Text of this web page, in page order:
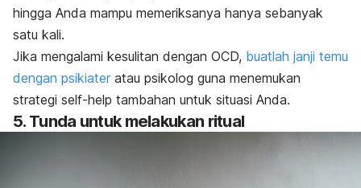
hingga Anda mampu memeriksanya hanya sebanyak
satu kali.
Jika mengalami kesulitan dengan OCD, buatlah janji temu
dengan psikiater atau psikolog guna menemukan
strategi self-help tambahan untuk situasi Anda.
5. Tunda untuk melakukan ritual